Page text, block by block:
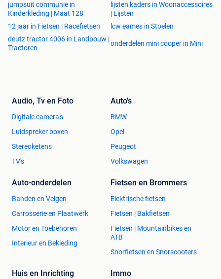
jumpsuit communie in
Kinderkleding | Maat 128
lijsten kaders in Woonaccessoires
| Lijsten
12 jaar in Fietsen | Racefietsen
lcw eames in Stoelen
deutz tractor 4006 in Landbouw |
Tractoren
onderdelen mini cooper in Mini
Audio, Tv en Foto
Digitale camera's
Luidspreker boxen
Stereoketens
TV's
Auto's
BMW
Opel
Peugeot
Volkswagen
Auto-onderdelen
Banden en Velgen
Carrosserie en Plaatwerk
Motor en Toebehoren
Interieur en Bekleding
Fietsen en Brommers
Elektrische fietsen
Fietsen | Bakfietsen
Fietsen | Mountainbikes en
ATB
Snorfietsen en Snorscooters
Huis en Inrichting Immo